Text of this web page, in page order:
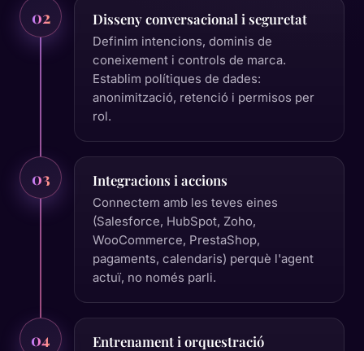
02 Disseny conversacional i seguretat
Definim intencions, dominis de
coneixement i controls de marca.
Establim polítiques de dades:
anonimització, retenció i permisos per
rol.
03 Integracions i accions
Connectem amb les teves eines
(Salesforce, HubSpot, Zoho,
WooCommerce, PrestaShop,
pagaments, calendaris) perquè l'agent
actuï, no només parli.
04 Entrenament i orquestració